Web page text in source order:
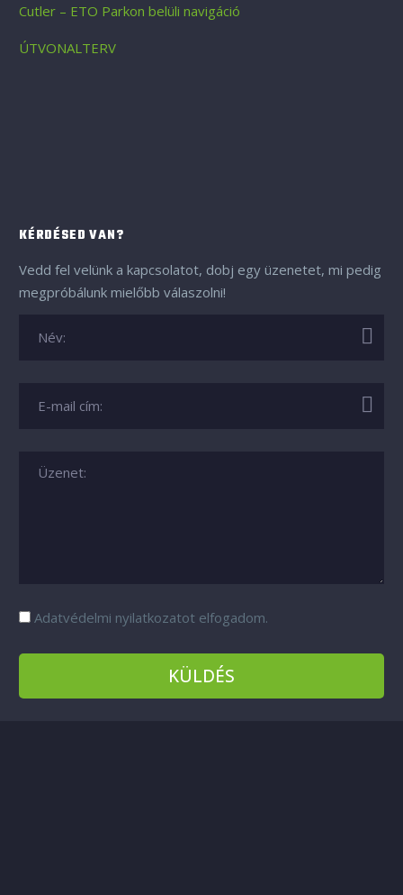
Cutler – ETO Parkon belüli navigáció
ÚTVONALTERV
KÉRDÉSED VAN?
Vedd fel velünk a kapcsolatot, dobj egy üzenetet, mi pedig
megpróbálunk mielőbb válaszolni!
Adatvédelmi nyilatkozatot elfogadom.